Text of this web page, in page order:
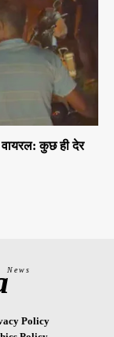
वायरल: कुछ ही देर
News
Policy